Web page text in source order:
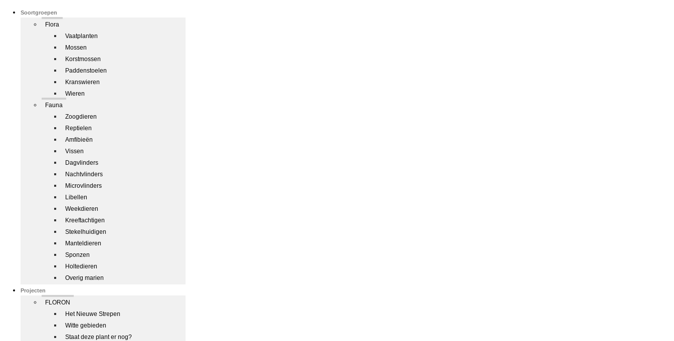
Soortgroepen
Flora
Vaatplanten
Mossen
Korstmossen
Paddenstoelen
Kranswieren
Wieren
Fauna
Zoogdieren
Reptielen
Amfibieën
Vissen
Dagvlinders
Nachtvlinders
Microvlinders
Libellen
Weekdieren
Kreeftachtigen
Stekelhuidigen
Manteldieren
Sponzen
Holtedieren
Overig marien
Projecten
FLORON
Het Nieuwe Strepen
Witte gebieden
Staat deze plant er nog?